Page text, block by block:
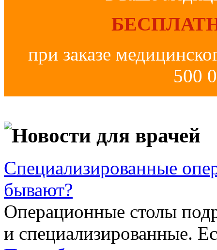
при заказе
500
Новости для врачей
Специализированные
бывают?
Операционные столы
и специализированные.